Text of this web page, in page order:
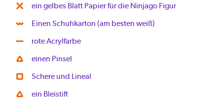
ein gelbes Blatt Papier für die Ninjago Figur
Einen Schuhkarton (am besten weiß)
rote Acrylfarbe
einen Pinsel
Schere und Lineal
ein Bleistift